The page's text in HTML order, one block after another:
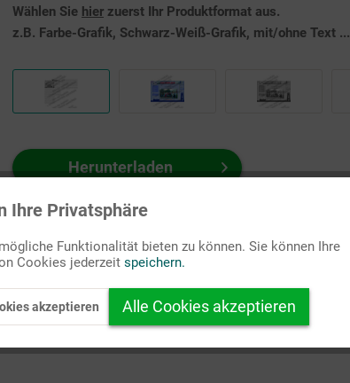
Wählen Sie hier zuerst Ihr Produktformat aus.
z.B. Farbe-Grafik, Schwarz-Weiß-Grafik, mit/ohne Text ...
Herunterladen
Auf Ihren Merkzettel setzen
Inaktiv
Ihre Privatsphäre
Funktionalität bieten zu können. Sie können Ihre
Cookies jederzeit speichern.
akzeptieren Alle Cookies akzeptieren